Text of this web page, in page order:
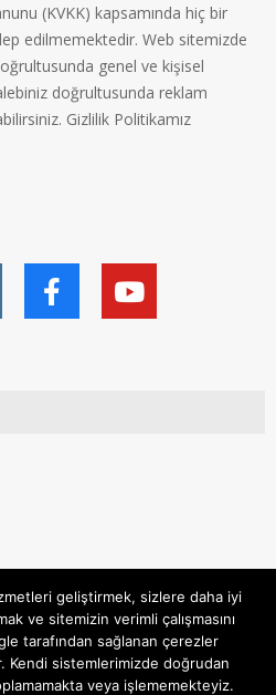
(KVKK) kapsamında hiç bir
edilmemektedir. Web sitemizde
genel ve kişisel
doğrultusunda reklam
Gizlilik Politikamız
geliştirmek, sizlere daha iyi
ve sitemizin verimli çalışmasını
tarafından sağlanan çerezler
Kendi sistemlerimizde doğrudan
veya işlememekteyiz.